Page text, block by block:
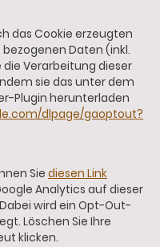
das Cookie erzeugten
Daten (inkl.
die Verarbeitung dieser
sie das unter dem
Plugin herunterladen
dlpage/gaoptout?
Sie diesen Link
Analytics auf dieser
wird ein Opt-Out-
Löschen Sie Ihre
klicken.